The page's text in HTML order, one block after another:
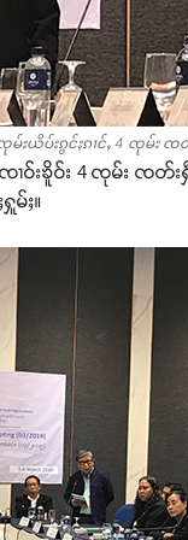
ၸုမ်းယိပ်းၵွင်ႈၵၢင်ႇ 4 ၸုမ်း
ၢဝ်းၶိူဝ်း 4 ၸုမ်း ၸ
မ်ႈ။